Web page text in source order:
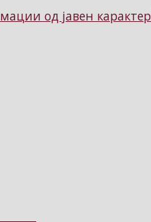
од јавен карактер